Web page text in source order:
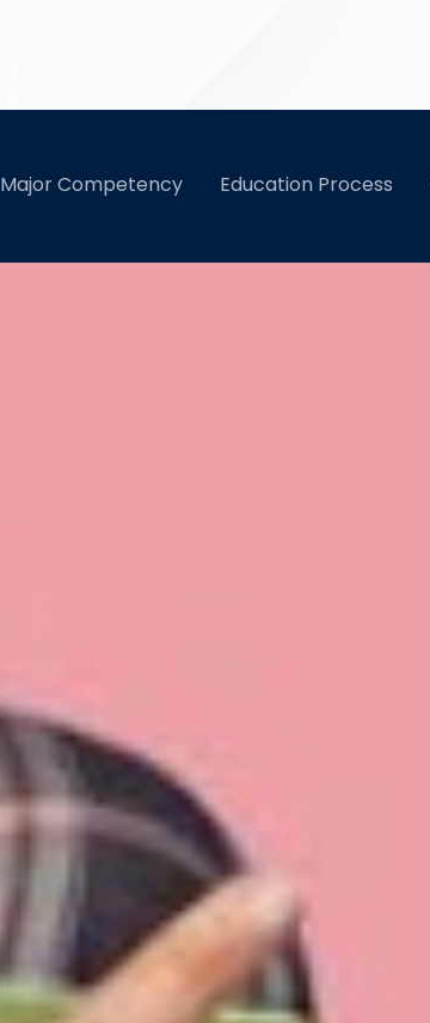
Major Competency Education Process